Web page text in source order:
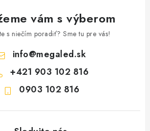
vám s výberom
s niečím poradiť? Sme tu pre vás!
info@megaled.sk
+421 903 102 816
0903 102 816